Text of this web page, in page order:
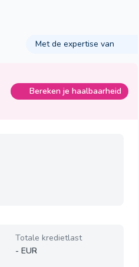
Met de expertise van
Bereken je haalbaarheid
Totale kredietlast
- EUR